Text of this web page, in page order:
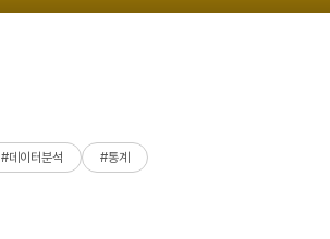
#데이터분석 #통계